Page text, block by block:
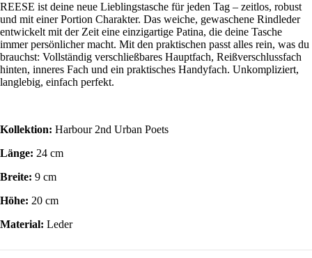
REESE ist deine neue Lieblingstasche für jeden Tag – zeitlos, robust
und mit einer Portion Charakter. Das weiche, gewaschene Rindleder
entwickelt mit der Zeit eine einzigartige Patina, die deine Tasche
immer persönlicher macht. Mit den praktischen passt alles rein, was du
brauchst: Vollständig verschließbares Hauptfach, Reißverschlussfach
hinten, inneres Fach und ein praktisches Handyfach. Unkompliziert,
langlebig, einfach perfekt.
Kollektion: Harbour 2nd Urban Poets
Länge: 24 cm
Breite: 9 cm
Höhe: 20 cm
Material: Leder